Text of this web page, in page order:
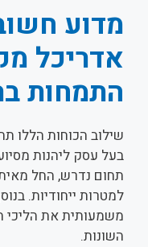
מדוע
אדריכל
התמחות
שילוב הכוחות הללו
בעל עסק ליהנות
תחום נדרש, החל
למטרות ייחודיות.
משמעותית את הליכי
השונות.